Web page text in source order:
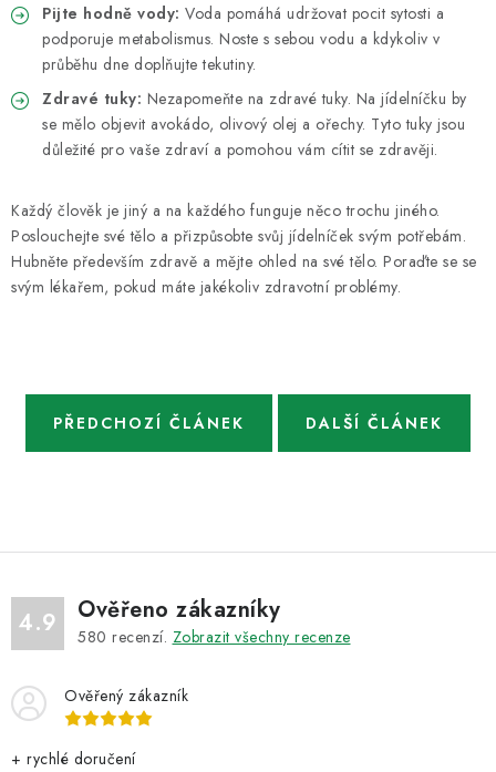
Pijte hodně vody: Voda pomáhá udržovat pocit sytosti a
podporuje metabolismus. Noste s sebou vodu a kdykoliv v
průběhu dne doplňujte tekutiny.
Zdravé tuky: Nezapomeňte na zdravé tuky. Na jídelníčku by
se mělo objevit avokádo, olivový olej a ořechy. Tyto tuky jsou
důležité pro vaše zdraví a pomohou vám cítit se zdravěji.
Každý člověk je jiný a na každého funguje něco trochu jiného.
Poslouchejte své tělo a přizpůsobte svůj jídelníček svým potřebám.
Hubněte především zdravě a mějte ohled na své tělo. Poraďte se se
svým lékařem, pokud máte jakékoliv zdravotní problémy.
PŘEDCHOZÍ ČLÁNEK DALŠÍ ČLÁNEK
4.9 Ověřeno zákazníky
580 recenzí. Zobrazit všechny recenze
Ověřený zákazník
+ rychlé doručení